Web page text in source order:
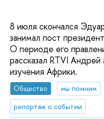
8 июля скончался
занимал пост
О периоде его
рассказал RTVI
изучения Африки.
Общество мы помним
репортаж о событии